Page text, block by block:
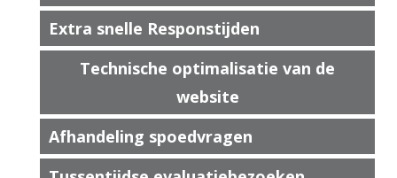
Extra snelle Responstijden
Technische optimalisatie van de
website
Afhandeling spoedvragen